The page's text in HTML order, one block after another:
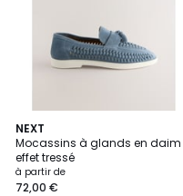
NEXT
Mocassins à glands en daim
effet tressé
à partir de
72,00 €
2
Couleurs